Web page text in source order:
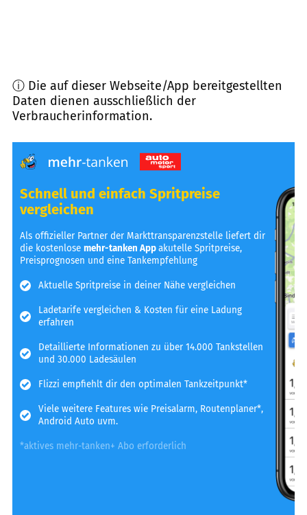
ⓘ Die auf dieser Webseite/App bereitgestellten
Daten dienen ausschließlich der
Verbraucherinformation.
Schnell und einfach Spritpreise
vergleichen
Als offizieller Partner der Markttransparenzstelle liefert dir
die kostenlosemehr-tanken Appakutelle Spritpreise,
Preisprognosen und eine Tankempfehlung
Aktuelle Spritpreise in deiner Nähe vergleichen
Ladetarife vergleichen & Kosten für eine Ladung
erfahren
Detaillierte Informationen zu über 14.000 Tankstellen
und 30.000 Ladesäulen
Flizzi empfiehlt dir den optimalen Tankzeitpunkt*
Viele weitere Features wie Preisalarm, Routenplaner*,
Android Auto uvm.
*aktives mehr-tanken+ Abo erforderlich